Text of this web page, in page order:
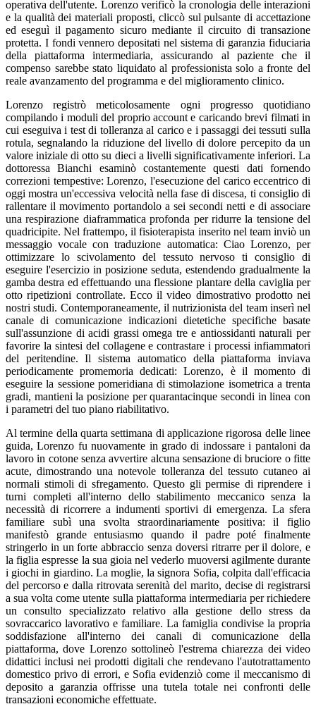
operativa dell'utente. Lorenzo verificò la cronologia delle interazioni
e la qualità dei materiali proposti, cliccò sul pulsante di accettazione
ed eseguì il pagamento sicuro mediante il circuito di transazione
protetta. I fondi vennero depositati nel sistema di garanzia fiduciaria
della piattaforma intermediaria, assicurando al paziente che il
compenso sarebbe stato liquidato al professionista solo a fronte del
reale avanzamento del programma e del miglioramento clinico.
Lorenzo registrò meticolosamente ogni progresso quotidiano
compilando i moduli del proprio account e caricando brevi filmati in
cui eseguiva i test di tolleranza al carico e i passaggi dei tessuti sulla
rotula, segnalando la riduzione del livello di dolore percepito da un
valore iniziale di otto su dieci a livelli significativamente inferiori. La
dottoressa Bianchi esaminò costantemente questi dati fornendo
correzioni tempestive: Lorenzo, l'esecuzione del carico eccentrico di
oggi mostra un'eccessiva velocità nella fase di discesa, ti consiglio di
rallentare il movimento portandolo a sei secondi netti e di associare
una respirazione diaframmatica profonda per ridurre la tensione del
quadricipite. Nel frattempo, il fisioterapista inserito nel team inviò un
messaggio vocale con traduzione automatica: Ciao Lorenzo, per
ottimizzare lo scivolamento del tessuto nervoso ti consiglio di
eseguire l'esercizio in posizione seduta, estendendo gradualmente la
gamba destra ed effettuando una flessione plantare della caviglia per
otto ripetizioni controllate. Ecco il video dimostrativo prodotto nei
nostri studi. Contemporaneamente, il nutrizionista del team inserì nel
canale di comunicazione indicazioni dietetiche specifiche basate
sull'assunzione di acidi grassi omega tre e antiossidanti naturali per
favorire la sintesi del collagene e contrastare i processi infiammatori
del peritendine. Il sistema automatico della piattaforma inviava
periodicamente promemoria dedicati: Lorenzo, è il momento di
eseguire la sessione pomeridiana di stimolazione isometrica a trenta
gradi, mantieni la posizione per quarantacinque secondi in linea con
i parametri del tuo piano riabilitativo.
Al termine della quarta settimana di applicazione rigorosa delle linee
guida, Lorenzo fu nuovamente in grado di indossare i pantaloni da
lavoro in cotone senza avvertire alcuna sensazione di bruciore o fitte
acute, dimostrando una notevole tolleranza del tessuto cutaneo ai
normali stimoli di sfregamento. Questo gli permise di riprendere i
turni completi all'interno dello stabilimento meccanico senza la
necessità di ricorrere a indumenti sportivi di emergenza. La sfera
familiare subì una svolta straordinariamente positiva: il figlio
manifestò grande entusiasmo quando il padre poté finalmente
stringerlo in un forte abbraccio senza doversi ritrarre per il dolore, e
la figlia espresse la sua gioia nel vederlo muoversi agilmente durante
i giochi in giardino. La moglie, la signora Sofia, colpita dall'efficacia
del percorso e dalla ritrovata serenità del marito, decise di registrarsi
a sua volta come utente sulla piattaforma intermediaria per richiedere
un consulto specializzato relativo alla gestione dello stress da
sovraccarico lavorativo e familiare. La famiglia condivise la propria
soddisfazione all'interno dei canali di comunicazione della
piattaforma, dove Lorenzo sottolineò l'estrema chiarezza dei video
didattici inclusi nei prodotti digitali che rendevano l'autotrattamento
domestico privo di errori, e Sofia evidenziò come il meccanismo di
deposito a garanzia offrisse una tutela totale nei confronti delle
transazioni economiche effettuate.